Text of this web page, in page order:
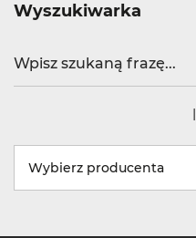
Wyszukiwarka
Wybierz producenta